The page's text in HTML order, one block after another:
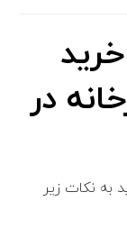
در
به نکات زیر